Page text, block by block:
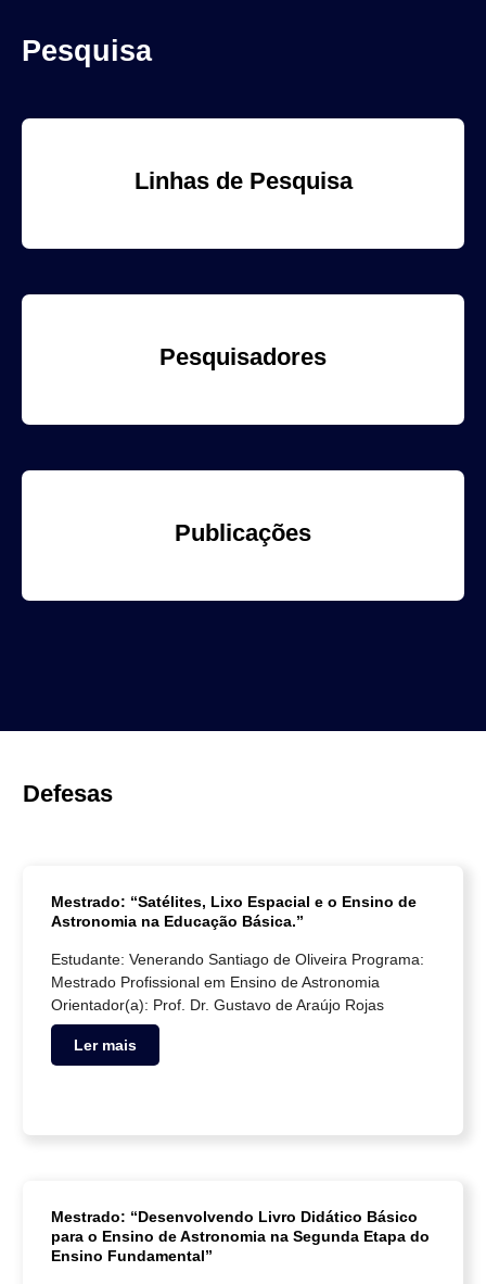
Pesquisa
Linhas de Pesquisa
Pesquisadores
Publicações
Defesas
Mestrado: “Satélites, Lixo Espacial e o Ensino de
Astronomia na Educação Básica.”
Estudante: Venerando Santiago de Oliveira Programa:
Mestrado Profissional em Ensino de Astronomia
Orientador(a): Prof. Dr. Gustavo de Araújo Rojas
Ler mais
Mestrado: “Desenvolvendo Livro Didático Básico
para o Ensino de Astronomia na Segunda Etapa do
Ensino Fundamental”